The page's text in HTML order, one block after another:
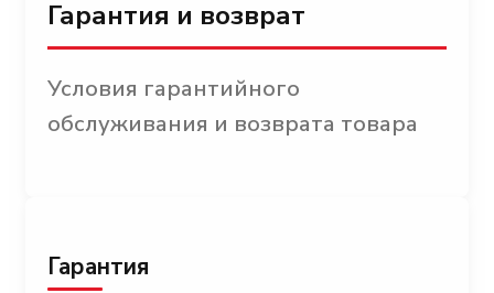
Гарантия и возврат
Условия гарантийного
обслуживания и возврата товара
Гарантия